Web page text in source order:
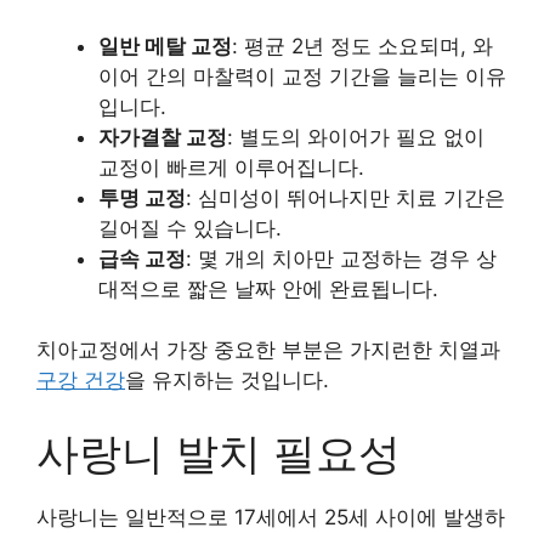
일반 메탈 교정: 평균 2년 정도 소요되며, 와
이어 간의 마찰력이 교정 기간을 늘리는 이유
입니다.
자가결찰 교정: 별도의 와이어가 필요 없이
교정이 빠르게 이루어집니다.
투명 교정: 심미성이 뛰어나지만 치료 기간은
길어질 수 있습니다.
급속 교정: 몇 개의 치아만 교정하는 경우 상
대적으로 짧은 날짜 안에 완료됩니다.
치아교정에서 가장 중요한 부분은 가지런한 치열과
구강 건강을 유지하는 것입니다.
사랑니 발치 필요성
사랑니는 일반적으로 17세에서 25세 사이에 발생하